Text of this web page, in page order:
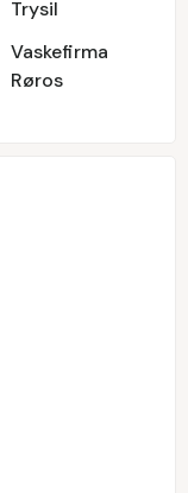
Trysil
Vaskefirma
Røros